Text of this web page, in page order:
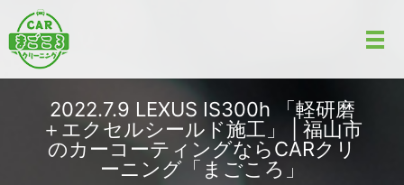
2022.7.9 LEXUS IS300h 「軽研磨
＋エクセルシールド施工」 | 福山市
のカーコーティングならCARクリ
ーニング「まごころ」